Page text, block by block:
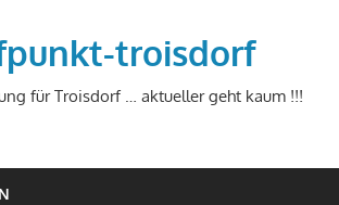
troisdorf
für Troisdorf … aktueller geht kaum !!!